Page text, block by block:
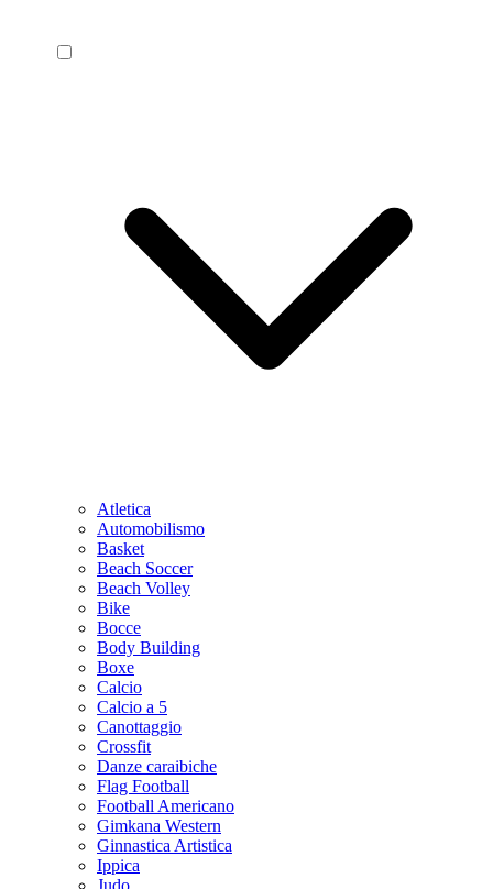
Atletica
Automobilismo
Basket
Beach Soccer
Beach Volley
Bike
Bocce
Body Building
Boxe
Calcio
Calcio a 5
Canottaggio
Crossfit
Danze caraibiche
Flag Football
Football Americano
Gimkana Western
Ginnastica Artistica
Ippica
Judo